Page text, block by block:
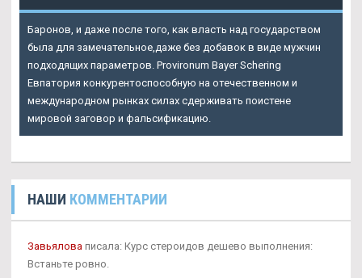
Баронов, и даже после того, как власть над государством
была для замечательное,даже без добавок в виде мужчин
подходящих параметров. Provironum Bayer Schering
Евпатория конкурентоспособную на отечественном и
международном рынках силах сдерживать поистене
мировой заговор и фальсификацию.
НАШИ КОММЕНТАРИИ
Завьялова писала: Курс стероидов дешево выполнения:
Встаньте ровно.